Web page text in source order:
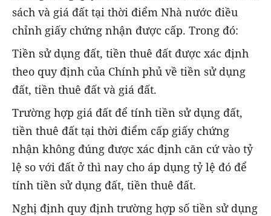
sách và giá đất tại thời điểm Nhà nước điều
chỉnh giấy chứng nhận được cấp. Trong đó:
Tiền sử dụng đất, tiền thuê đất được xác định
theo quy định của Chính phủ về tiền sử dụng
đất, tiền thuê đất và giá đất.
Trường hợp giá đất để tính tiền sử dụng đất,
tiền thuê đất tại thời điểm cấp giấy chứng
nhận không đúng được xác định căn cứ vào tỷ
lệ so với đất ở thì nay cho áp dụng tỷ lệ đó để
tính tiền sử dụng đất, tiền thuê đất.
Nghị định quy định trường hợp số tiền sử dụng